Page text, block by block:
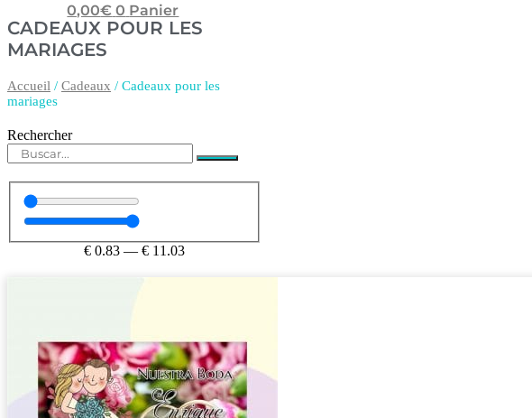
0,00€ 0 Panier
CADEAUX POUR LES
MARIAGES
Accueil / Cadeaux / Cadeaux pour les
mariages
Rechercher
€ 0.83 — € 11.03